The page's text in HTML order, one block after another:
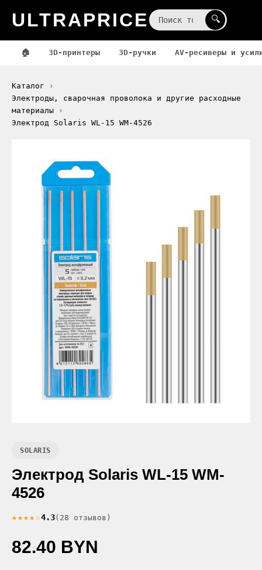
ULTRAPRICE 🔍
🏠 3D-принтеры 3D-ручки AV-ресиверы и
Каталог
Электроды, сварочная проволока и другие расходные
материалы
Электрод Solaris WL-15 WM-4526
SOLARIS
Электрод Solaris WL-15 WM-
4526
★★★★☆4.3(28 отзывов)
82.40 BYN